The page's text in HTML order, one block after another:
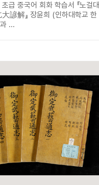
급 중국어 회화 학습서 『노걸대
諺解』 장윤희 (인하대학교 한
...